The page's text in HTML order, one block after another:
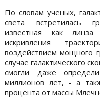
По словам ученых,
света встретилась
известная как
искривления
воздействием мощного
случае галактического
смогли даже
миллионов лет, - а
процента от массы